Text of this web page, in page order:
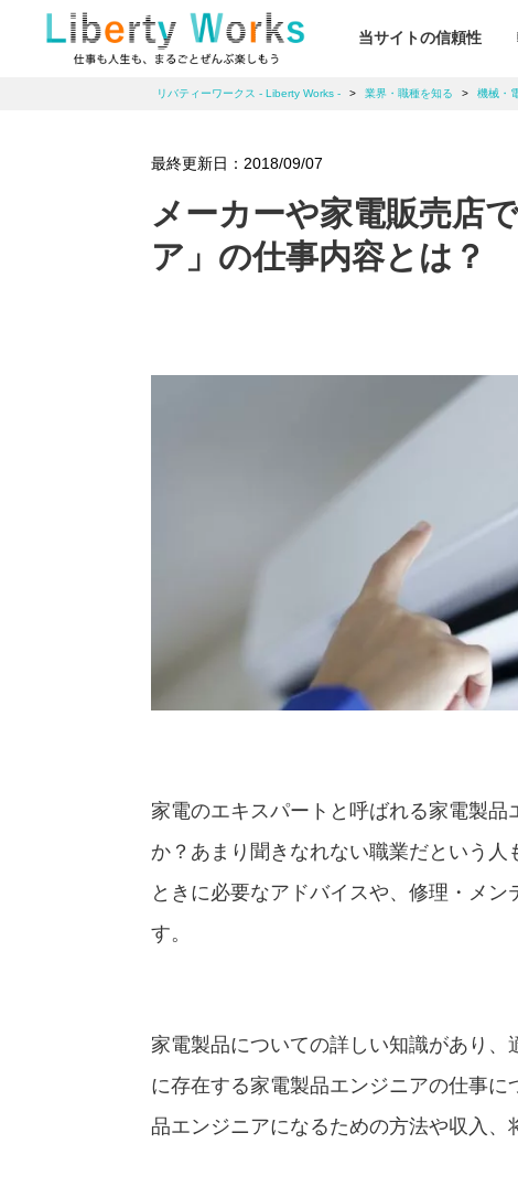
当サイトの信頼性
リバティーワークス - Liberty Works - > 業界・職種を知る > 機械・
最終更新日： 2018/09/07
メーカーや家電販売店
ア」の仕事内容とは？
家電のエキスパートと呼ばれる家電製
か？あまり聞きなれない職業だという
ときに必要なアドバイスや、修理・メ
す。
家電製品についての詳しい知識があり
に存在する家電製品エンジニアの仕事
品エンジニアになるための方法や収入、